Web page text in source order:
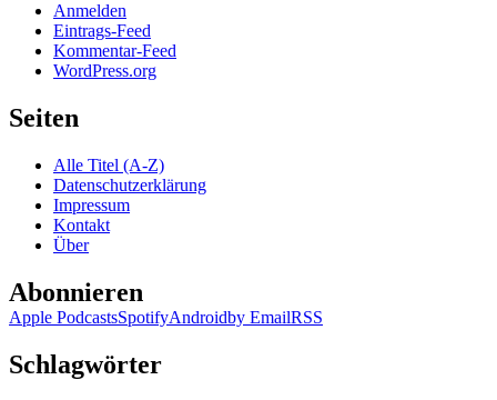
Anmelden
Eintrags-Feed
Kommentar-Feed
WordPress.org
Seiten
Alle Titel (A-Z)
Datenschutzerklärung
Impressum
Kontakt
Über
Abonnieren
Apple PodcastsSpotifyAndroidby EmailRSS
Schlagwörter